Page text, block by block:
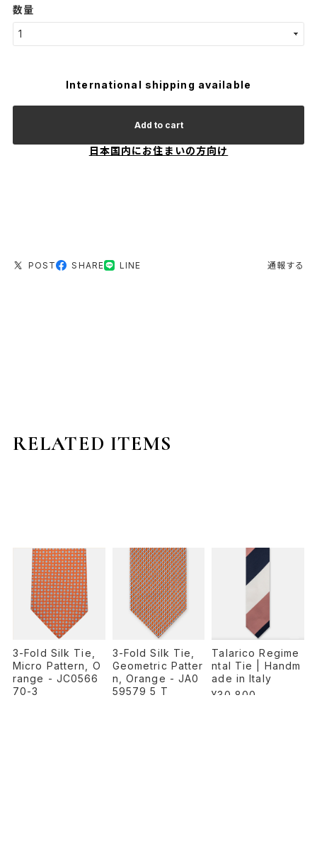
数量
International shipping available
Add to cart
日本国内にお住まいの方向け
POST SHARE LINE 通報する
RELATED ITEMS
3-Fold Silk Tie,
Micro Pattern, O
range - JC0566
70-3
3-Fold Silk Tie,
Geometric Patter
n, Orange - JA0
59579_5 T
Talarico Regime
ntal Tie | Handm
ade in Italy
¥30,800